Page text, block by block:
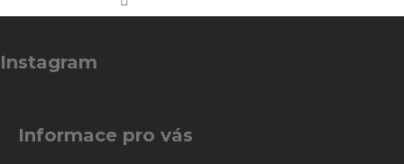
á
p
Instagram
Informace pro vás